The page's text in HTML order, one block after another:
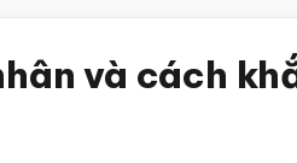
và cách